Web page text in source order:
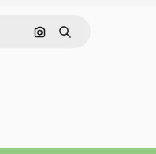
Поиск по изображению
Поиск